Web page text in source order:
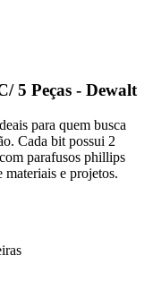
5 Peças - Dewalt
para quem busca
Cada bit possui 2
parafusos phillips
materiais e projetos.